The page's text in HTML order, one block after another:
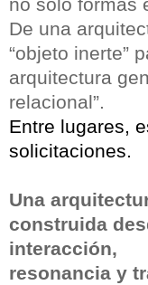
De una
“objeto inerte”
arquitectura
relacional”.
Entre lugares,
solicitaciones.
Una
construida
interacción,
resonancia y